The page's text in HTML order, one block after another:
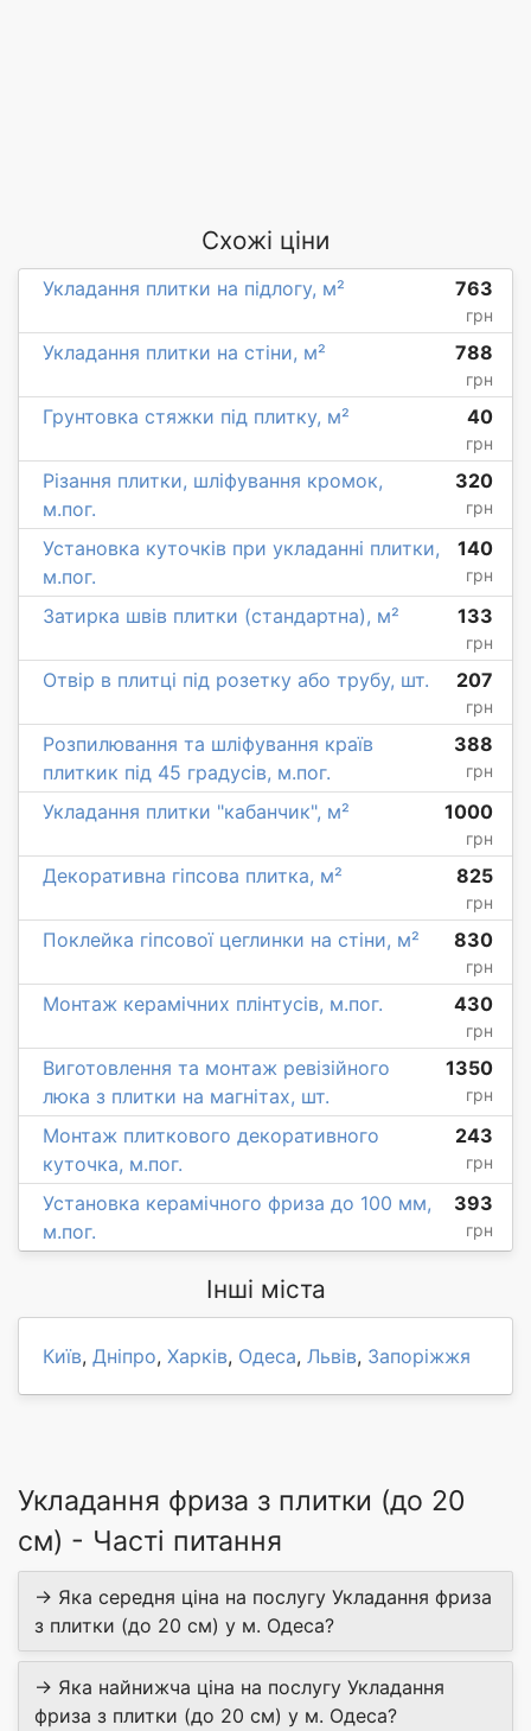
Схожі ціни
Укладання плитки на підлогу, м² 763
грн
Укладання плитки на стіни, м² 788
грн
Грунтовка стяжки під плитку, м² 40
грн
Різання плитки, шліфування кромок,
м.пог.
320
грн
Установка куточків при укладанні плитки,
м.пог.
140
грн
Затирка швів плитки (стандартна), м² 133
грн
Отвір в плитці під розетку або трубу, шт. 207
грн
Розпилювання та шліфування країв
плиткик під 45 градусів, м.пог.
388
грн
Укладання плитки "кабанчик", м² 1000
грн
Декоративна гіпсова плитка, м² 825
грн
Поклейка гіпсової цеглинки на стіни, м² 830
грн
Монтаж керамічних плінтусів, м.пог. 430
грн
Виготовлення та монтаж ревізійного
люка з плитки на магнітах, шт.
1350
грн
Монтаж плиткового декоративного
куточка, м.пог.
243
грн
Установка керамічного фриза до 100 мм,
м.пог.
393
грн
Інші міста
Київ, Дніпро, Харків, Одеса, Львів, Запоріжжя
Укладання фриза з плитки (до 20
см) - Часті питання
→ Яка середня ціна на послугу Укладання фриза
з плитки (до 20 см) у м. Одеса?
→ Яка найнижча ціна на послугу Укладання
фриза з плитки (до 20 см) у м. Одеса?